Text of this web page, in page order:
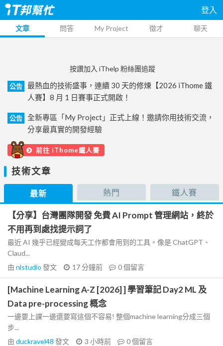
登入
文章 問答 My Project 徵才 聊天
按讚加入 iThelp 粉絲團追蹤
公告
最熱血的技術盛事，連續 30 天的修煉【2026 iThome 鐵
人賽】8 月 1 日賽事正式開啟！
公告
全新專區「My Project」正式上線！邀請你用技術交流，
分享最真實的開發經驗
前往 iThome鐵人賽
技術文章
最新 熱門 鐵人賽
【分享】台灣團隊開發 免費 AI Prompt 管理網站，終於
不用再到處找提示詞了
最近 AI 幾乎已經變成每天工作都會用到的工具。像是 ChatGPT、
Claud...
由 nlstudio 發文 17 分鐘前 0個留言
[Machine Learning A-Z [2026] ] 學習筆記 Day2 ML 及
Data pre-processing 概念
一邊要上課一邊還要寫這個不容易! 整個machine learning分成三個
步...
由 duckravel48 發文 3 小時前 0個留言